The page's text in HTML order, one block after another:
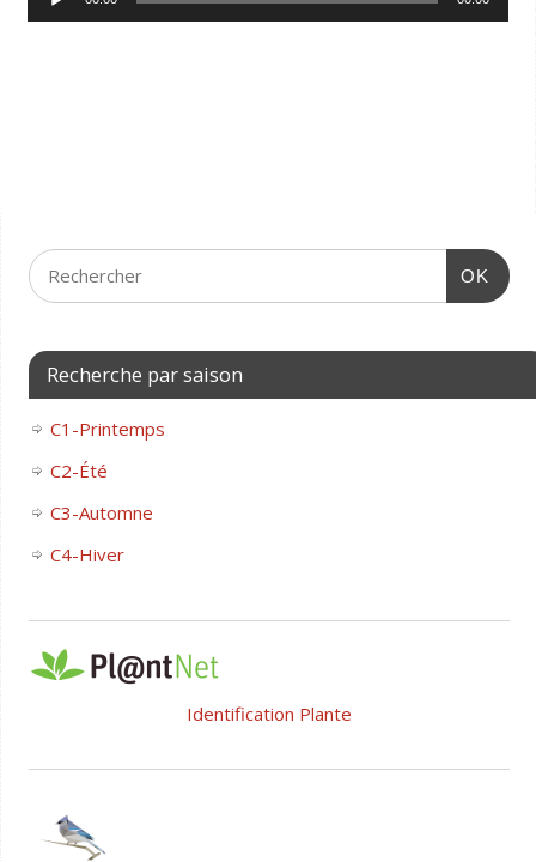
audio
OK
Recherche par saison
C1-Printemps
C2-Été
C3-Automne
C4-Hiver
Identification Plante